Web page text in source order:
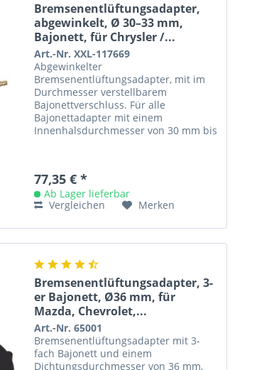
Bremsenentlüftungsadapter,
abgewinkelt, Ø 30–33 mm,
Bajonett, für Chrysler /...
Art.-Nr. XXL-117669
Abgewinkelter
Bremsenentlüftungsadapter, mit im
Durchmesser verstellbarem
Bajonettverschluss. Für alle
Bajonettadapter mit einem
Innenhalsdurchmesser von 30 mm bis
77,35 € *
Ab Lager lieferbar
Vergleichen
Merken
Bremsenentlüftungsadapter, 3-
er Bajonett, Ø36 mm, für
Mazda, Chevrolet,...
Art.-Nr. 65001
Bremsenentlüftungsadapter mit 3-
fach Bajonett und einem
Dichtungsdurchmesser von 36 mm,